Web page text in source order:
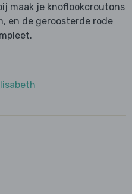
maak je knoflookcroutons
en de geroosterde rode